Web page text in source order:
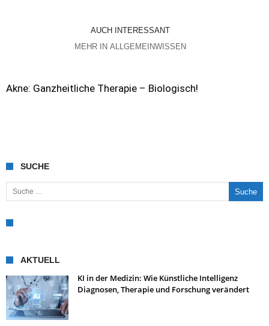
AUCH INTERESSANT
MEHR IN ALLGEMEINWISSEN
Akne: Ganzheitliche Therapie – Biologisch!
SUCHE
Suche nach:
AKTUELL
KI in der Medizin: Wie Künstliche Intelligenz
Diagnosen, Therapie und Forschung verändert